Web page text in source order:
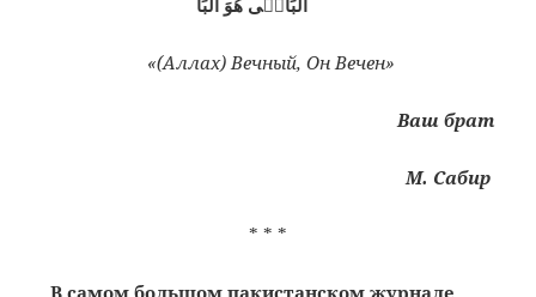
اَلْبَاقٖى هُوَ الْبَا
«(Аллах) Вечный, Он Вечен»
Ваш брат
М. Сабир
* * *